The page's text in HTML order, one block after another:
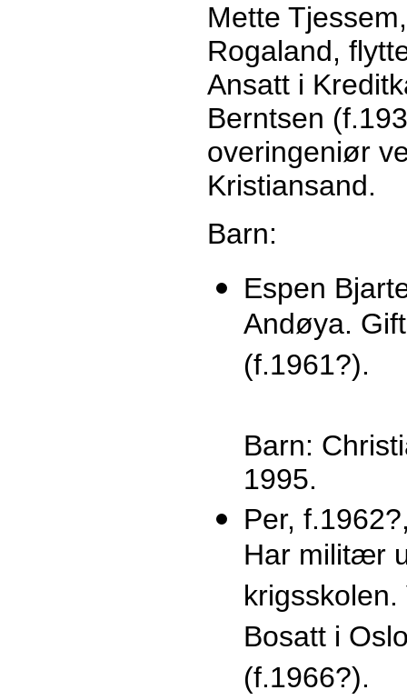
Mette
Rogaland,
Ansatt i
Berntsen
overingeniør
Kristiansand.
Barn:
Espen
Andøya.
(f.1961?).
Barn:
1995.
Per,
Har militær
Bosatt i
(f.1966?).